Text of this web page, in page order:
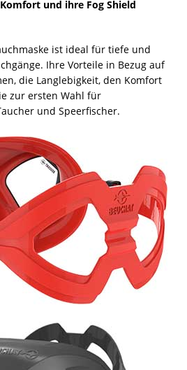
und ihre Fog Shield
ist ideal für tiefe und
Ihre Vorteile in Bezug auf
die Langlebigkeit, den Komfort
zur ersten Wahl für
und Speerfischer.